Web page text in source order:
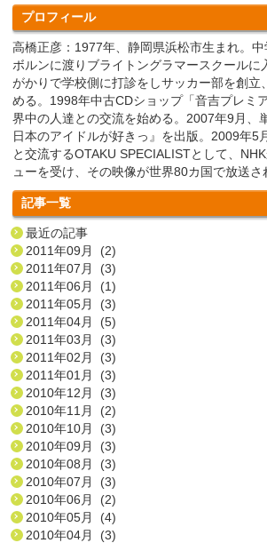
プロフィール
高橋正彦：1977年、静岡県浜松市生まれ。
ボルンに渡りブライトングラマースクールに
がかりで学校側に打診をしサッカー部を創立
める。1998年中古CDショップ「音吉プレミ
界中の人達との交流を始める。2007年9月、
日本のアイドルが好きっ』を出版。2009年5
と交流するOTAKU SPECIALISTとして、
ューを受け、その映像が世界80カ国で放送さ
記事一覧
最近の記事
2011年09月 (2)
2011年07月 (3)
2011年06月 (1)
2011年05月 (3)
2011年04月 (5)
2011年03月 (3)
2011年02月 (3)
2011年01月 (3)
2010年12月 (3)
2010年11月 (2)
2010年10月 (3)
2010年09月 (3)
2010年08月 (3)
2010年07月 (3)
2010年06月 (2)
2010年05月 (4)
2010年04月 (3)